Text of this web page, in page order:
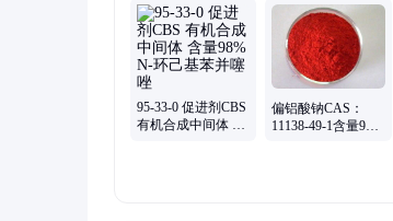
甲基、5-降冰片二烯、有机合成中间体、化
95-33-0 促进剂CBS
有机合成中间体 含
偏铝酸钠CAS：
11138-49-1含量98%